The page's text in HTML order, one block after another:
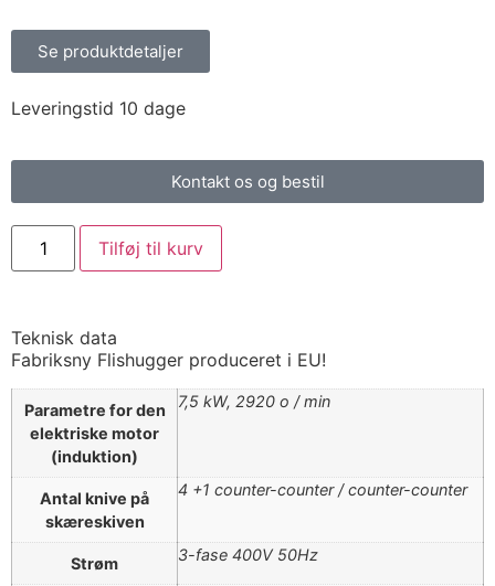
Se produktdetaljer
Leveringstid 10 dage
Kontakt os og bestil
Tilføj til kurv
Teknisk data
Fabriksny Flishugger produceret i EU!
Parametre for den
elektriske motor
(induktion)
7,5 kW, 2920 o / min
Antal knive på
skæreskiven
4 +1 counter-counter / counter-counter
Strøm 3-fase 400V 50Hz